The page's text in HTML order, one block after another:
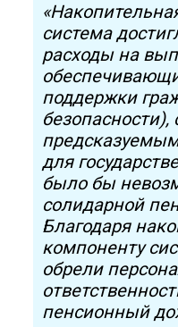
система
расходы на
поддержки
для
было бы
солидарной
Благодаря
компоненту
обрели
пенсионный